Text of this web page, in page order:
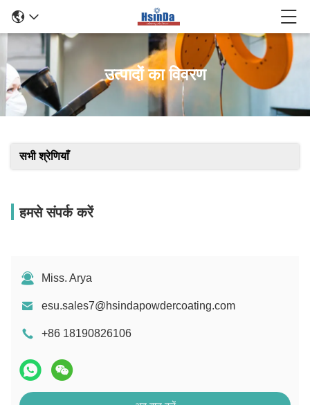
उत्पादों का विवरण
सभी श्रेणियाँ
हमसे संपर्क करें
Miss. Arya
esu.sales7@hsindapowdercoating.com
+86 18190826106